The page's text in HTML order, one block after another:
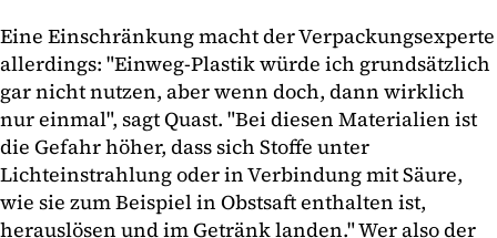
Eine Einschränkung macht der Verpackungsexperte
allerdings: "Einweg-Plastik würde ich grundsätzlich
gar nicht nutzen, aber wenn doch, dann wirklich
nur einmal", sagt Quast. "Bei diesen Materialien ist
die Gefahr höher, dass sich Stoffe unter
Lichteinstrahlung oder in Verbindung mit Säure,
wie sie zum Beispiel in Obstsaft enthalten ist,
herauslösen und im Getränk landen." Wer also der